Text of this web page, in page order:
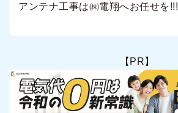
アンテナ工事は㈱電翔へお任せを!!!
【PR】